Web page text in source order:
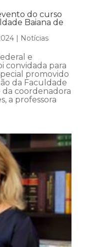
do curso
Baiana de
| Notícias
e
convidada para
promovido
da Faculdade
da coordenadora
a professora